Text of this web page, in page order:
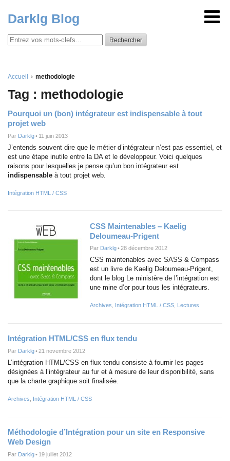
Darklg Blog
Rechercher
Accueil methodologie
Tag : methodologie
Pourquoi un (bon) intégrateur est indispensable à tout
projet web
Par Darklg• 11 juin 2013
J’entends souvent dire que le métier d’intégrateur n’est pas essentiel, et
est une étape inutile entre la DA et le développeur. Voici quelques
raisons pour lesquelles je pense qu’un bon intégrateur est
indispensable à tout projet web.
Intégration HTML / CSS
CSS Maintenables – Kaelig
Deloumeau-Prigent
Par Darklg•28 décembre 2012
CSS maintenables avec SASS & Compass
est un livre de Kaelig Deloumeau-Prigent,
dont le blog Le ministère de l’intégration est
une mine d’or pour tous les intégrateurs.
Archives Intégration HTML / CSS Lectures
Intégration HTML/CSS en flux tendu
Par Darklg•21 novembre 2012
L’intégration HTML/CSS en flux tendu consiste à fournir les pages
désignées à l’intégrateur au fur et à mesure de leur disponibilité, sans
que la charte graphique soit finalisée.
Archives Intégration HTML / CSS
Méthodologie d’Intégration pour un site en Responsive
Web Design
Par Darklg• 19 juillet 2012